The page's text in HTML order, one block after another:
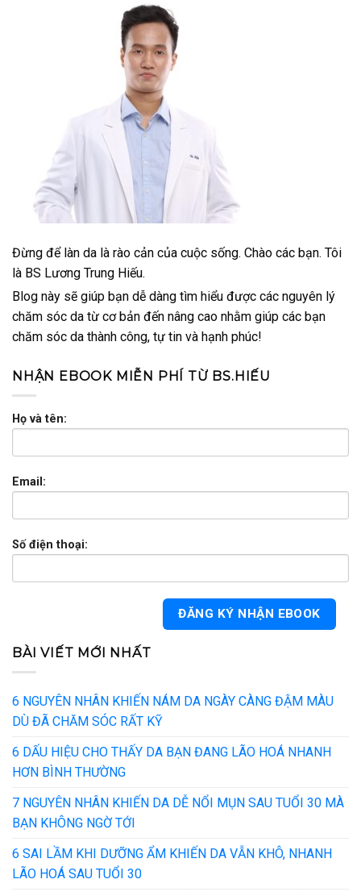
Đừng để làn da là rào cản của cuộc sống. Chào các bạn. Tôi
là BS Lương Trung Hiếu.
Blog này sẽ giúp bạn dễ dàng tìm hiểu được các nguyên lý
chăm sóc da từ cơ bản đến nâng cao nhằm giúp các bạn
chăm sóc da thành công, tự tin và hạnh phúc!
NHẬN EBOOK MIỄN PHÍ TỪ BS.HIẾU
Họ và tên:
Email:
Số điện thoại:
BÀI VIẾT MỚI NHẤT
6 NGUYÊN NHÂN KHIẾN NÁM DA NGÀY CÀNG ĐẬM MÀU
DÙ ĐÃ CHĂM SÓC RẤT KỸ
6 DẤU HIỆU CHO THẤY DA BẠN ĐANG LÃO HOÁ NHANH
HƠN BÌNH THƯỜNG
7 NGUYÊN NHÂN KHIẾN DA DỄ NỔI MỤN SAU TUỔI 30 MÀ
BẠN KHÔNG NGỜ TỚI
6 SAI LẦM KHI DƯỠNG ẨM KHIẾN DA VẪN KHÔ, NHANH
LÃO HOÁ SAU TUỔI 30